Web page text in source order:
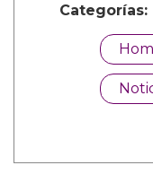
Categorías: